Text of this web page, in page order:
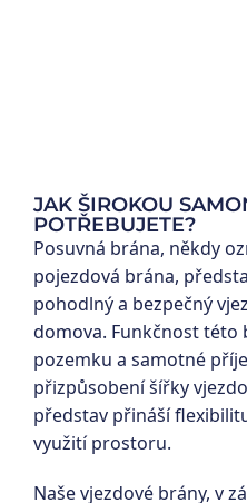
JAK ŠIROKOU
POTŘEBUJETE?
Posuvná brána, někdy
pojezdová brána,
pohodlný a bezpečný
domova. Funkčnost této
pozemku a samotné
přizpůsobení šířky
představ přináší
využití prostoru.
Naše vjezdové brány, v